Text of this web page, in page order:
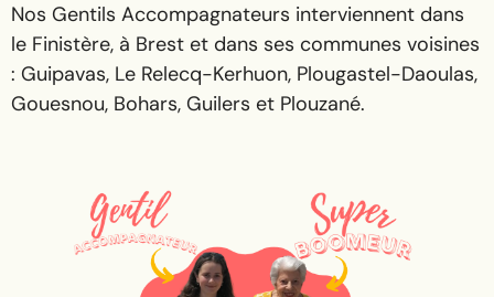
Nos Gentils Accompagnateurs interviennent dans
le Finistère, à Brest et dans ses communes voisines
: Guipavas, Le Relecq-Kerhuon, Plougastel-Daoulas,
Gouesnou, Bohars, Guilers et Plouzané.